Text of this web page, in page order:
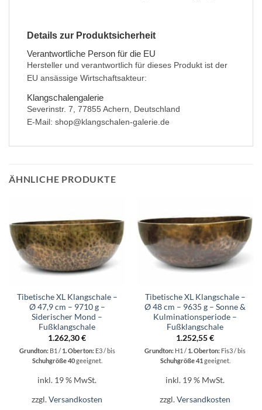
Details zur Produktsicherheit
Verantwortliche Person für die EU
Hersteller und verantwortlich für dieses Produkt ist der
EU ansässige Wirtschaftsakteur:
Klangschalengalerie
Severinstr. 7, 77855 Achern, Deutschland
E-Mail: shop@klangschalen-galerie.de
ÄHNLICHE PRODUKTE
Tibetische XL Klangschale –
Ø 47,9 cm – 9710 g –
Siderischer Mond –
Fußklangschale
1.262,30€
Grundton:B1 / 1. Oberton:E3 / bis
Schuhgröße 40geeignet.
inkl. 19 % MwSt.
zzgl.Versandkosten
Tibetische XL Klangschale –
Ø 48 cm – 9635 g – Sonne &
Kulminationsperiode –
Fußklangschale
1.252,55€
Grundton: H1 / 1. Oberton: Fis3 / bis
Schuhgröße 41 geeignet.
inkl. 19 % MwSt.
zzgl.Versandkosten